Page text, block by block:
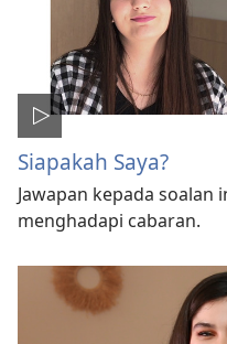
Siapakah Saya?
Jawapan kepada soalan
menghadapi cabaran.